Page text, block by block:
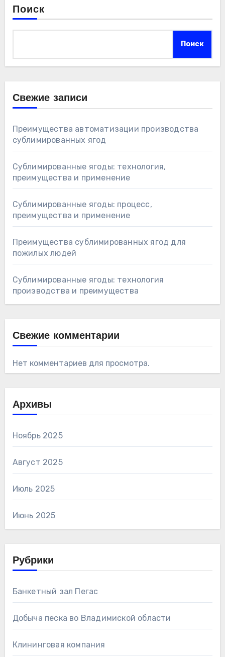
Поиск
Поиск
Свежие записи
Преимущества автоматизации производства
сублимированных ягод
Сублимированные ягоды: технология,
преимущества и применение
Сублимированные ягоды: процесс,
преимущества и применение
Преимущества сублимированных ягод для
пожилых людей
Сублимированные ягоды: технология
производства и преимущества
Свежие комментарии
Нет комментариев для просмотра.
Архивы
Ноябрь 2025
Август 2025
Июль 2025
Июнь 2025
Рубрики
Банкетный зал Пегас
Добыча песка во Владимиской области
Клининговая компания